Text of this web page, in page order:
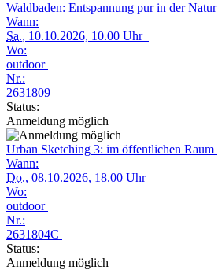
Waldbaden: Entspannung pur in der Natur
Wann:
Sa., 10.10.2026, 10.00 Uhr
Wo:
outdoor
Nr.:
2631809
Status:
Anmeldung möglich
Urban Sketching 3: im öffentlichen Raum
Wann:
Do., 08.10.2026, 18.00 Uhr
Wo:
outdoor
Nr.:
2631804C
Status:
Anmeldung möglich